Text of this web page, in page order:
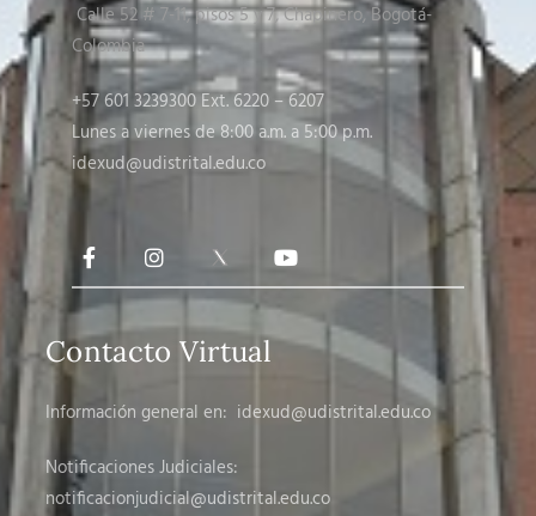
Calle 52 # 7-11, pisos 5 y 7, Chapinero, Bogotá-
Colombia
+57 601 3239300 Ext. 6220 – 6207
Lunes a viernes de 8:00 a.m. a 5:00 p.m.
idexud@udistrital.edu.co
Contacto Virtual
Información general en: idexud@udistrital.edu.co
Notificaciones Judiciales:
notificacionjudicial@udistrital.edu.co